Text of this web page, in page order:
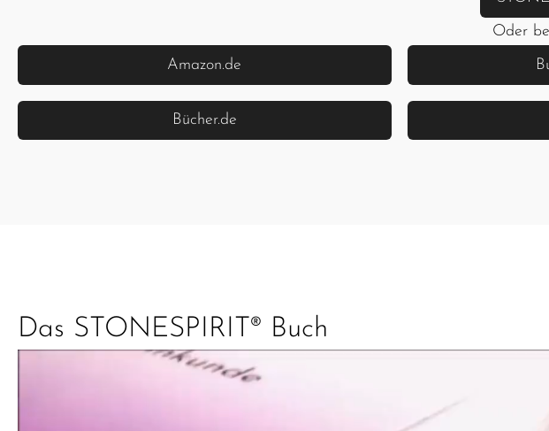
Oder
Amazon.de
Bücher.de
Das STONESPIRIT® Buch